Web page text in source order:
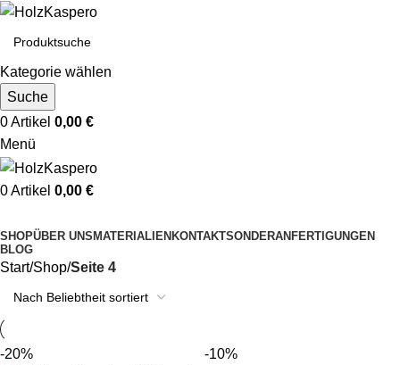
Kategorie wählen
Suche
0Artikel 0,00 €
Menü
0Artikel 0,00 €
SHOPÜBER UNSMATERIALIENKONTAKTSONDERANFERTIGUNGEN
BLOG
Start Shop Seite 4
-20% -10%